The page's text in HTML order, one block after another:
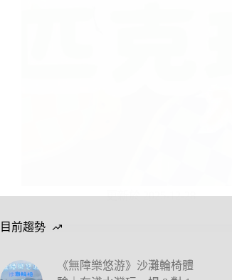
更新於 2025-12-28
目前趨勢
《無障樂悠游》沙灘輪椅體